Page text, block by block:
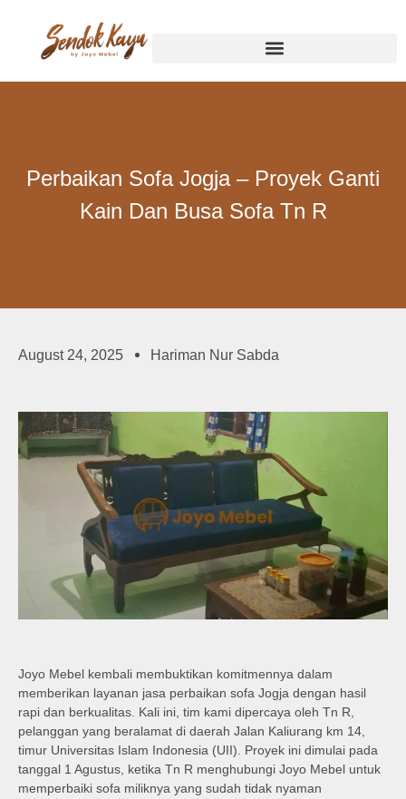
Perbaikan Sofa Jogja – Proyek Ganti
Kain Dan Busa Sofa Tn R
August 24, 2025 Hariman Nur Sabda
Joyo Mebel kembali membuktikan komitmennya dalam
memberikan layanan jasa perbaikan sofa Jogja dengan hasil
rapi dan berkualitas. Kali ini, tim kami dipercaya oleh Tn R,
pelanggan yang beralamat di daerah Jalan Kaliurang km 14,
timur Universitas Islam Indonesia (UII). Proyek ini dimulai pada
tanggal 1 Agustus, ketika Tn R menghubungi Joyo Mebel untuk
memperbaiki sofa miliknya yang sudah tidak nyaman